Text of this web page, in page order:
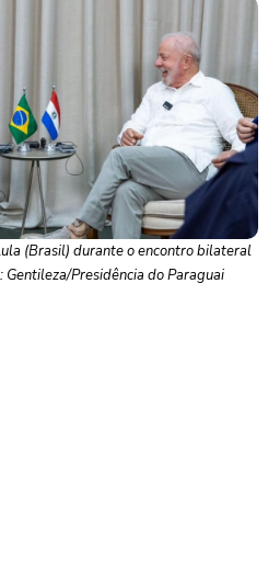
(Brasil) durante o encontro bilateral
Gentileza/Presidência do Paraguai